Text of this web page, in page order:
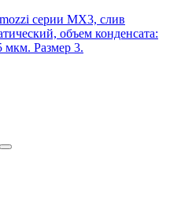
серии MX3, слив
объем конденсата:
мкм. Размер 3.